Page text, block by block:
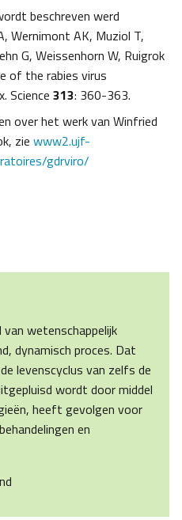
beschreven werd
Wernimont AK, Muziol T,
G, Weissenhorn W, Ruigrok
of the rabies virus
Science 313: 360-363.
over het werk van Winfried
zie www2.ujf-
gdrviro/
wetenschappelijk
dynamisch proces. Dat
levenscyclus van zelfs de
wordt door middel
heeft gevolgen voor
en